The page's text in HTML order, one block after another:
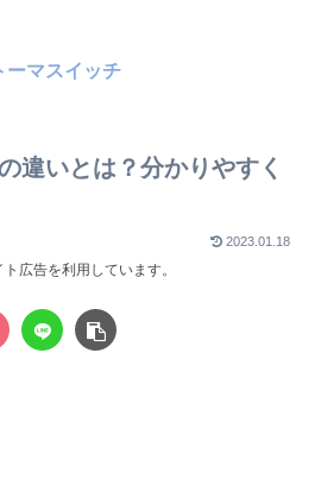
ーマスイッチ
違いとは？分かりやすく
2023.01.18
広告を利用しています。